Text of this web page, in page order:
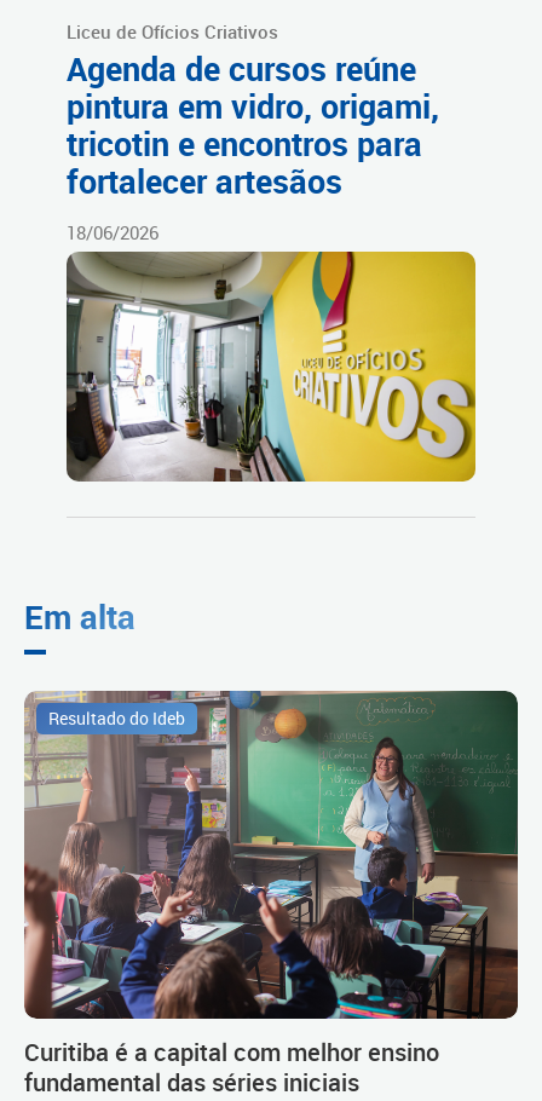
Liceu de Ofícios Criativos
Agenda de cursos reúne
pintura em vidro, origami,
tricotin e encontros para
fortalecer artesãos
18/06/2026
Em alta
Resultado do Ideb
Curitiba é a capital com melhor ensino
fundamental das séries iniciais